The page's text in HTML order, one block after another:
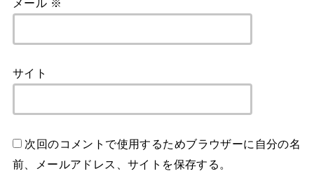
メール ※
サイト
次回のコメントで使用するためブラウザーに自分の名
前、メールアドレス、サイトを保存する。